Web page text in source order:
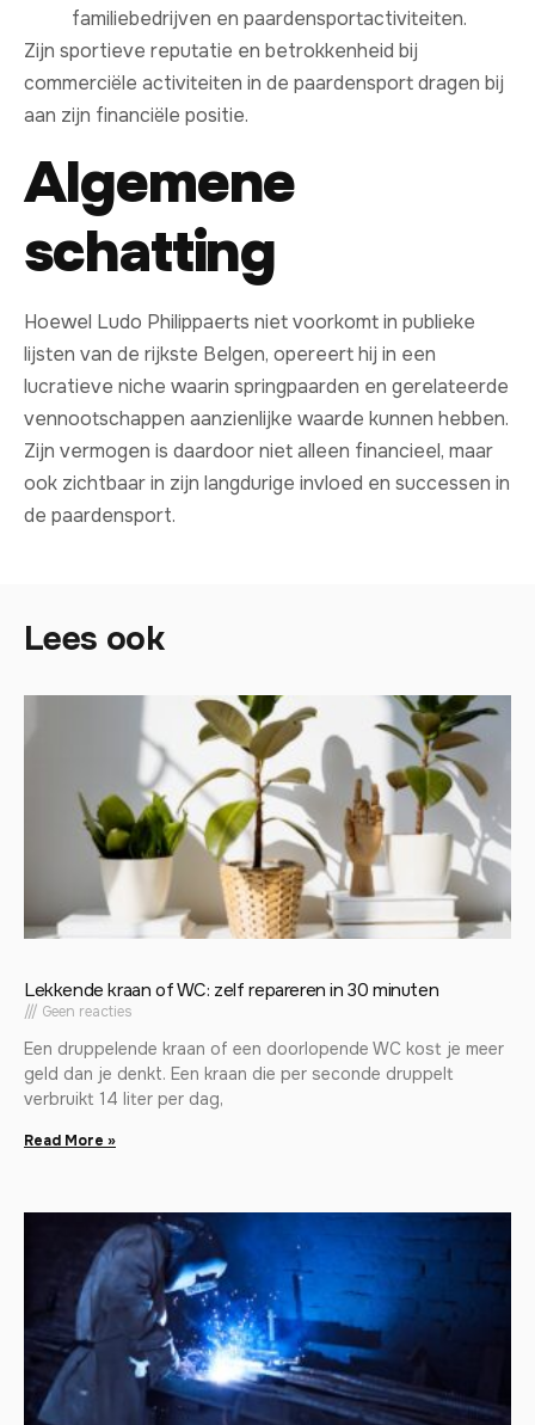
familiebedrijven en paardensportactiviteiten.
Zijn sportieve reputatie en betrokkenheid bij
commerciële activiteiten in de paardensport dragen bij
aan zijn financiële positie.
Algemene
schatting
Hoewel Ludo Philippaerts niet voorkomt in publieke
lijsten van de rijkste Belgen, opereert hij in een
lucratieve niche waarin springpaarden en gerelateerde
vennootschappen aanzienlijke waarde kunnen hebben.
Zijn vermogen is daardoor niet alleen financieel, maar
ook zichtbaar in zijn langdurige invloed en successen in
de paardensport.
Lees ook
Lekkende kraan of WC: zelf repareren in 30 minuten
Geen reacties
Een druppelende kraan of een doorlopende WC kost je meer
geld dan je denkt. Een kraan die per seconde druppelt
verbruikt 14 liter per dag,
Read More »